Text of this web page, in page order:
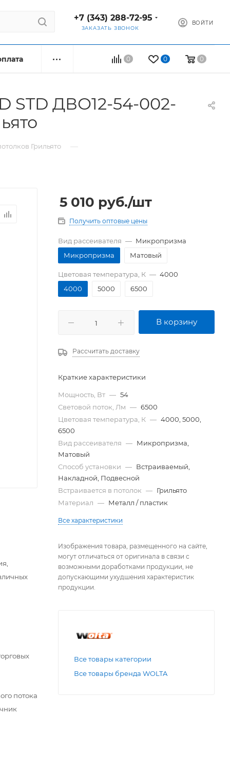
+7 (343) 288-72-95
ЗАКАЗАТЬ ЗВОНОК
ВОЙТИ
0 0 0
STD ДВО12-54-002-
Грильято —
потока
5 010 руб./шт
Получить оптовые цены
Вид рассеивателя — Микропризма
Микропризма
Матовый
Цветовая температура, К — 4000
4000
5000 6500
В корзину
Рассчитать доставку
Краткие характеристики
Мощность, Вт — 54
Световой поток, Лм — 6500
Цветовая температура, К — 4000, 5000,
6500
Вид рассеивателя — Микропризма,
Матовый
Способ установки — Встраиваемый,
Накладной, Подвесной
Встраивается в потолок — Грильято
Материал — Металл / пластик
Все характеристики
Изображения товара, размещенного на сайте,
могут отличаться от оригинала в связи с
возможными доработками продукции, не
допускающими ухудшения характеристик
продукции.
Все товары категории
Все товары бренда WOLTA